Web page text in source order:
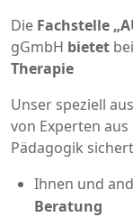
Die Fachstelle
gGmbH bietet
Therapie
Unser speziell
von Experten
Pädagogik
Ihnen und
Beratung